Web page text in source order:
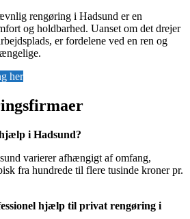
rengøring i Hadsund er en
og holdbarhed. Uanset om det drejer
er fordelene ved en ren og
her
i Hadsund?
varierer afhængigt af omfang,
fra hundrede til flere tusinde kroner pr.
hjælp til privat rengøring i